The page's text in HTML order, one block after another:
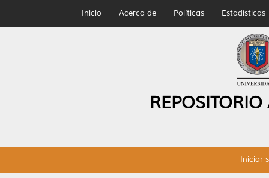
Inicio Acerca de Políticas Estadísticas
Iniciar